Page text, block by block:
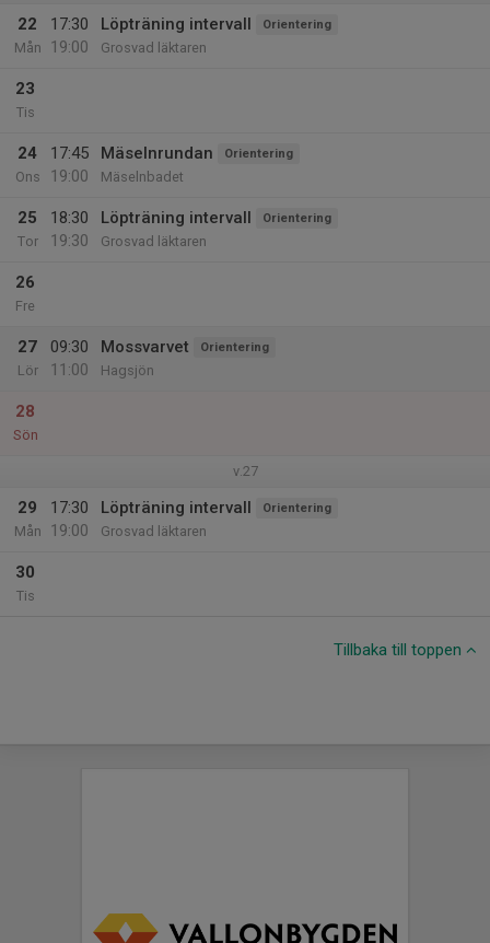
22
Mån
17:30
19:00
Löpträning intervall Orientering
Grosvad läktaren
23
Tis
24
Ons
17:45
19:00
Mäselnrundan Orientering
Mäselnbadet
25
Tor
18:30
19:30
Löpträning intervall Orientering
Grosvad läktaren
26
Fre
27
Lör
09:30
11:00
Mossvarvet Orientering
Hagsjön
28
Sön
v.27
29
Mån
17:30
19:00
Löpträning intervall Orientering
Grosvad läktaren
30
Tis
Tillbaka till toppen